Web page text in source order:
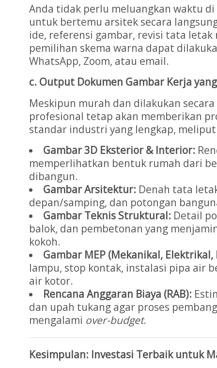
Anda tidak perlu meluangkan waktu
untuk bertemu arsitek secara
ide, referensi gambar, revisi tata letak
pemilihan skema warna dapat
WhatsApp, Zoom, atau email.
c. Output Dokumen Gambar Kerja
Meskipun murah dan dilakukan
profesional tetap akan memberikan
standar industri yang lengkap,
Gambar 3D Eksterior & Interior:
memperlihatkan bentuk rumah dari
dibangun.
Gambar Arsitektur: Denah tata
depan/samping, dan potongan
Gambar Teknis Struktural: Detail
balok, dan pembetonan yang
kokoh.
Gambar MEP (Mekanikal,
lampu, stop kontak, instalasi pipa air
air kotor.
Rencana Anggaran Biaya (RAB):
dan upah tukang agar proses
mengalami over-budget.
Kesimpulan: Investasi Terbaik untuk